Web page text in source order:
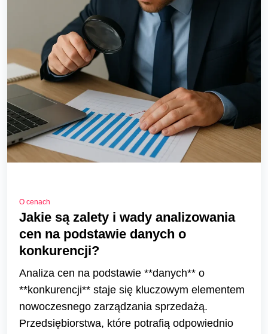
O cenach
Jakie są zalety i wady analizowania
cen na podstawie danych o
konkurencji?
Analiza cen na podstawie **danych** o
**konkurencji** staje się kluczowym elementem
nowoczesnego zarządzania sprzedażą.
Przedsiębiorstwa, które potrafią odpowiednio